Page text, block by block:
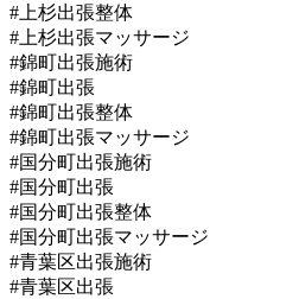
#上杉出張整体
#上杉出張マッサージ
#錦町出張施術
#錦町出張
#錦町出張整体
#錦町出張マッサージ
#国分町出張施術
#国分町出張
#国分町出張整体
#国分町出張マッサージ
#青葉区出張施術
#青葉区出張